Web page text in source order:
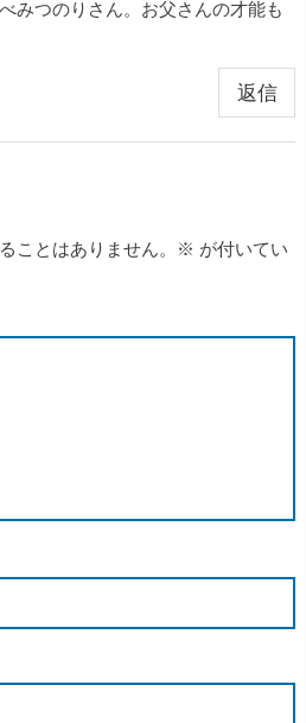
みつのりさん。お父さんの才能も
返信
ことはありません。 ※ が付いてい